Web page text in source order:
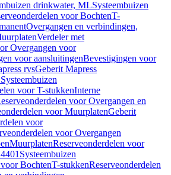
drinkwater, MLSysteembuizen
voor BochtenT-
Overgangen en verbindingen,
Verdeler met
Overgangen voor
voor aansluitingenBevestigingen voor
rvsGeberit Mapress
voor T-stukkenInterne
voor Overgangen en
voor MuurplatenGeberit
voor
voor Overgangen
MuurplatenReserveonderdelen voor
Systeembuizen
BochtenT-stukkenReserveonderdelen